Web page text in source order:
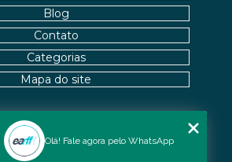
Nossas Unidades
Blog
Contato
Categorias
Mapa do site
Olá! Fale agora pelo WhatsApp